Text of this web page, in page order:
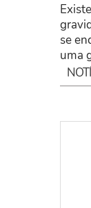
se
uma